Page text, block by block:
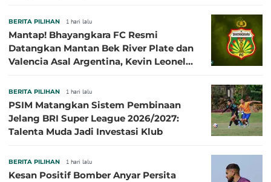
BERITA PILIHAN 1 hari lalu
Mantap! Bhayangkara FC Resmi
Datangkan Mantan Bek River Plate dan
Valencia Asal Argentina, Kevin Leonel
BERITA PILIHAN 1 hari lalu
PSIM Matangkan Sistem Pembinaan
Jelang BRI Super League 2026/2027:
Talenta Muda Jadi Investasi Klub
BERITA PILIHAN 1 hari lalu
Kesan Positif Bomber Anyar Persita